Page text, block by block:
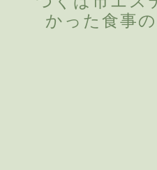
かった食事